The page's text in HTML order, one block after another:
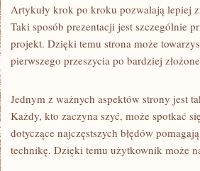
Artykuły krok po kroku pozwalają lepiej
Taki sposób prezentacji jest szczególnie
projekt. Dzięki temu strona może
pierwszego przeszycia po bardziej
Jednym z ważnych aspektów strony jest
Każdy, kto zaczyna szyć, może spotkać
dotyczące najczęstszych błędów
technikę. Dzięki temu użytkownik może